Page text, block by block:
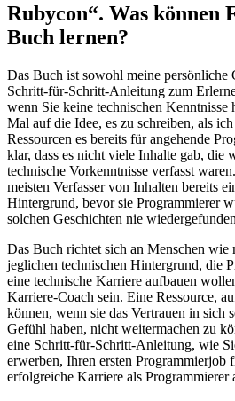
Rubycon“. Was können
Buch lernen?
Das Buch ist sowohl meine persönliche
Schritt-für-Schritt-Anleitung zum
wenn Sie keine technischen Kenntnisse
Mal auf die Idee, es zu schreiben, als
Ressourcen es bereits für angehende
klar, dass es nicht viele Inhalte gab, die
technische Vorkenntnisse verfasst
meisten Verfasser von Inhalten bereits
Hintergrund, bevor sie Programmierer
solchen Geschichten nie
Das Buch richtet sich an Menschen wie
jeglichen technischen Hintergrund, die
eine technische Karriere aufbauen
Karriere-Coach sein. Eine Ressource,
können, wenn sie das Vertrauen in sich
Gefühl haben, nicht weitermachen zu
eine Schritt-für-Schritt-Anleitung, wie
erwerben, Ihren ersten Programmierjob
erfolgreiche Karriere als Programmierer